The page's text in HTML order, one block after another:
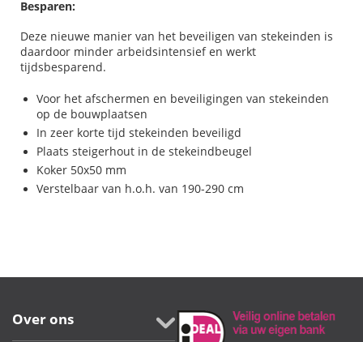
Besparen:
Deze nieuwe manier van het beveiligen van stekeinden is
daardoor minder arbeidsintensief en werkt
tijdsbesparend.
Voor het afschermen en beveiligingen van stekeinden
op de bouwplaatsen
In zeer korte tijd stekeinden beveiligd
Plaats steigerhout in de stekeindbeugel
Koker 50x50 mm
Verstelbaar van h.o.h. van 190-290 cm
Over ons